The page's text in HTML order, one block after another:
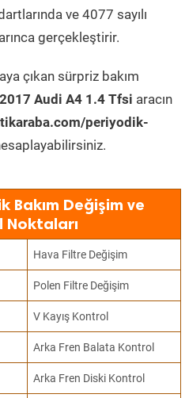
ve 4077 sayılı
gerçekleştirir.
çıkan sürpriz bakım
2017 Audi A4 1.4 Tfsi aracın
periyodik-
Bakım Değişim ve
Noktaları
Hava Filtre Değişim
Polen Filtre Değişim
V Kayış Kontrol
Arka Fren Balata Kontrol
Arka Fren Diski Kontrol